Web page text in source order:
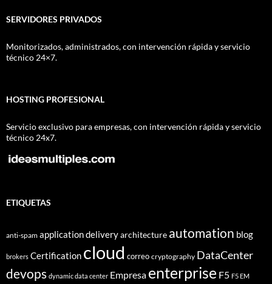
SERVIDORES PRIVADOS
Monitorizados, administrados, con intervención rápida y servicio
técnico 24×7.
HOSTING PROFESIONAL
Servicio exclusivo para empresas, con intervención rápida y servicio
técnico 24x7.
ETIQUETAS
anti-spam application deliveryarchitecture automation blog
brokers Certification cloud correo cryptography DataCenter
devops dynamic data center Empresa enterprise F5 F5 EM